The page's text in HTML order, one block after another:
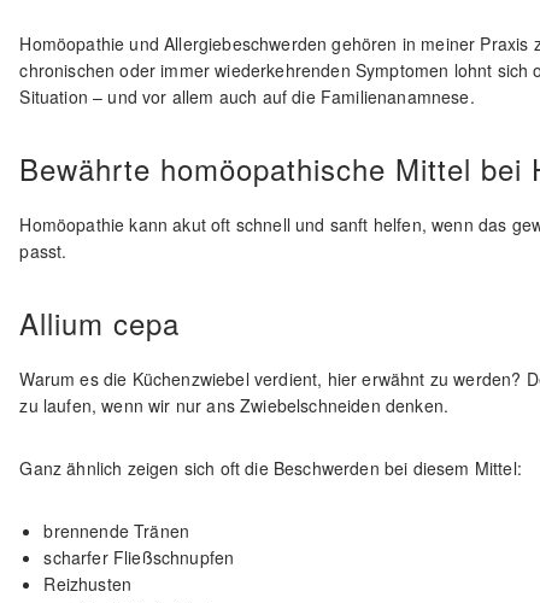
Homöopathie und Allergiebeschwerden gehören in meiner
chronischen oder immer wiederkehrenden Symptomen lohnt
Situation – und vor allem auch auf die Familienanamnese.
Bewährte homöopathische Mittel bei
Homöopathie kann akut oft schnell und sanft helfen, wenn das
passt.
Allium cepa
Warum es die Küchenzwiebel verdient, hier erwähnt zu werden?
zu laufen, wenn wir nur ans Zwiebelschneiden denken.
Ganz ähnlich zeigen sich oft die Beschwerden bei diesem Mittel:
brennende Tränen
scharfer Fließschnupfen
Reizhusten